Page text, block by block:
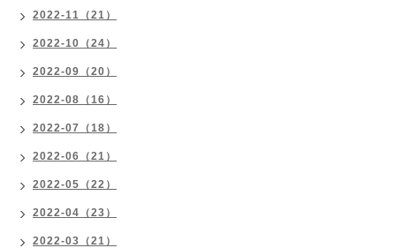
2022-11（21）
2022-10（24）
2022-09（20）
2022-08（16）
2022-07（18）
2022-06（21）
2022-05（22）
2022-04（23）
2022-03（21）